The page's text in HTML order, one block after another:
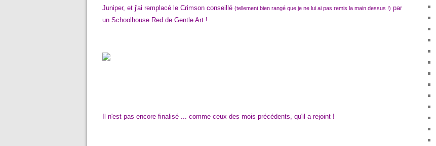
Juniper, et j'ai remplacé le Crimson conseillé (tellement bien rangé que je ne lui ai pas remis la main dessus !) par
un Schoolhouse Red de Gentle Art !
Il n'est pas encore finalisé ... comme ceux des mois précédents, qu'il a rejoint !